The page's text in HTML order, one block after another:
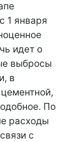
1 января
идет о
выбросы
в
По
расходы
с